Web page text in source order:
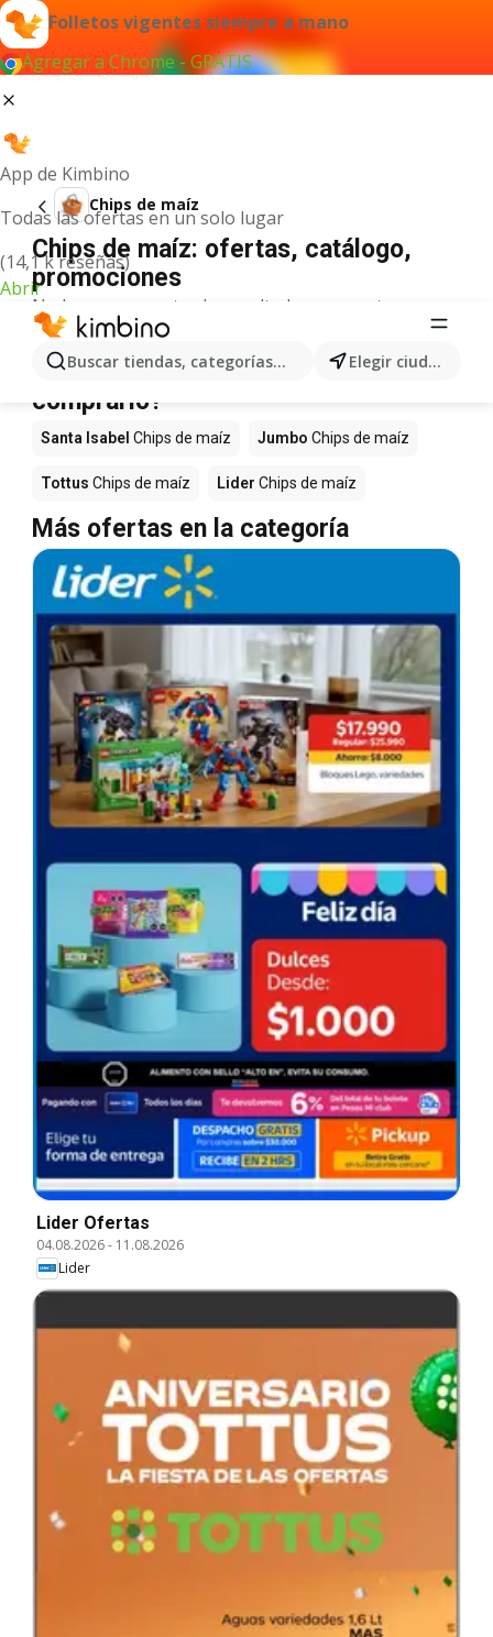
Folletos vigentes siempre a mano
Agregar a Chrome - GRATIS
App de Kimbino
Todas las ofertas en un solo lugar
(14,1 k reseñas)
Abrir
Buscar tiendas, categorías, productos... Elegir ciudad
Chips de maíz
Chips de maíz: ofertas, catálogo,
promociones
No hemos encontrado resultados para este
término.
Chips de maíz en oferta - ¿Dónde
comprarlo?
Santa Isabel Chips de maíz Jumbo Chips de maíz
Tottus Chips de maíz Lider Chips de maíz
Más ofertas en la categoría
Lider Ofertas
04.08.2026- 11.08.2026
Lider